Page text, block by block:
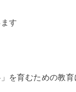
す
を育むための教育